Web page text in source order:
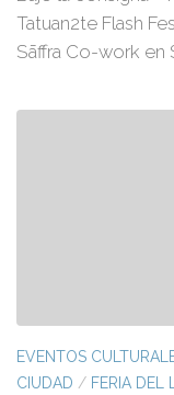
Tatuan2te Flash
Sāffra Co-work en
EVENTOS
CIUDAD / FERIA DEL